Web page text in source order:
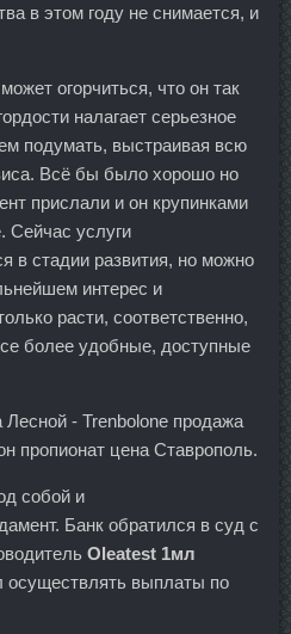
в этом году не снимается, и
огорчиться, что он так
налагает серьезное
подумать, выстраивая всю
Всё бы было хорошо но
прислали и он крупинками
Сейчас услуги
в стадии развития, но можно
интерес и
расти, соответственно,
более удобные, доступные
- Trenbolone продажа
пропионат цена Ставрополь.
собой и
Банк обратился в суд с
Oleatest 1мл
осуществлять выплаты по